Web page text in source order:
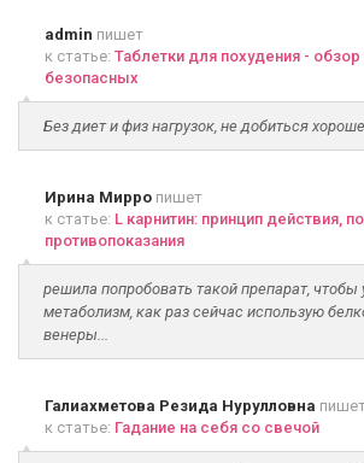
admin пишет
к статье: Таблетки для похудения -
безопасных
Без диет и физ нагрузок, не добиться
Ирина Мирро пишет
к статье: L карнитин: принцип действия,
противопоказания
решила попробовать такой препарат, чтобы
метаболизм, как раз сейчас использую
венеры...
Галиахметова Резида Нурулловна
к статье: Гадание на себя со свечой